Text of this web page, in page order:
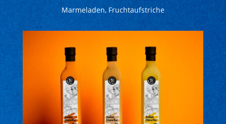
Marmeladen, Fruchtaufstriche